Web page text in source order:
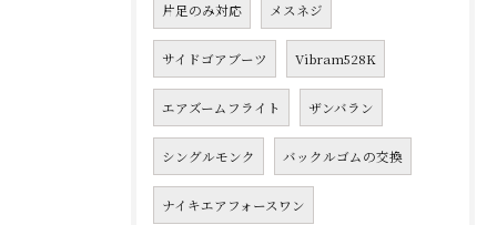
片足のみ対応 メスネジ
サイドゴアブーツ Vibram528K
エアズームフライト ザンバラン
シングルモンク バックルゴムの交換
ナイキエアフォースワン